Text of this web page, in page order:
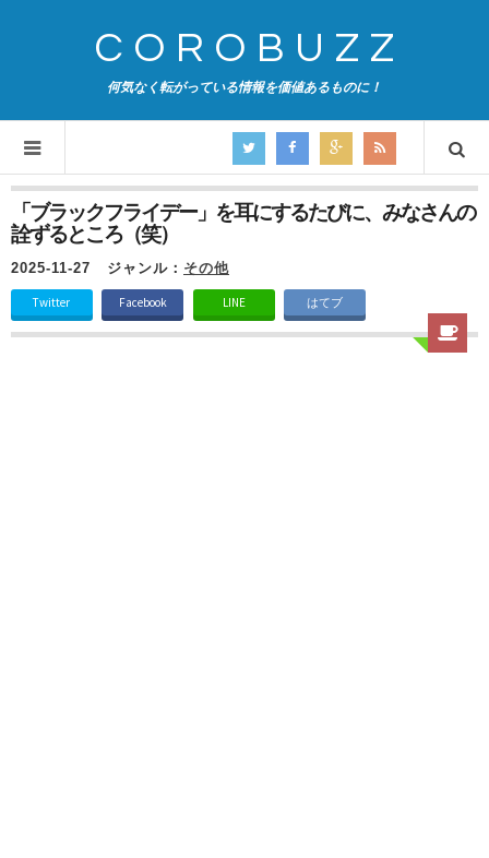
COROBUZZ
何気なく転がっている情報を価値あるものに！
「ブラックフライデー」を耳にするたびに、みなさんの
詮ずるところ（笑）
2025-11-27 ジャンル： その他
Twitter Facebook LINE はてブ